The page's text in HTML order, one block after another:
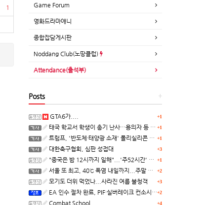
1 Game Forum
영화드라마애니
종합잡담게시판
Noddang Club(노땅클럽)
Attendance(출석부)
+
Posts
+1
GTA6가....
+1
태국 학교서 학생이 총기 난사…용의자 등 8명 숨져
+1
트럼프, '반도체·태양광 소재' 폴리실리콘 파생 제품에 15% 관세...한국 기업도 영향
+3
대한축구협회, 심판 성접대
+1
"중국은 밤 12시까지 일해"...'주52시간' 손볼까
+2
서울 또 최고, 40℃ 폭염 내일까지...주말 동쪽 비바람
+3
모기도 더위 먹었나...사라진 여름 불청객
+2
EA 인수 절차 완료, PIF·실버레이크 컨소시엄 산하 편입
+4
Combat School